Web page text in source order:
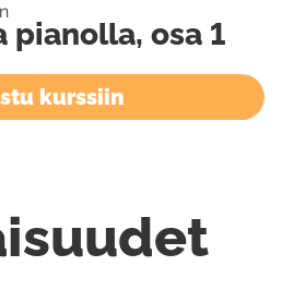
pianolla, osa 1
kurssiin